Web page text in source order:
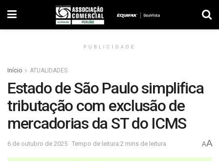
PUBLICIDADE
Início ATUALIDADES
Estado de São Paulo simplifica
tributação com exclusão de
mercadorias da ST do ICMS
6 de outubro de 2025 Tempo de leitura:2 mins de leitura AA